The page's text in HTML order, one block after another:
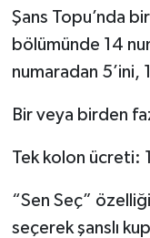
Şans Topu’nda
bölümünde 14
numaradan 5’ini,
Bir veya birden
Tek kolon ücreti:
“Sen Seç”
seçerek şanslı